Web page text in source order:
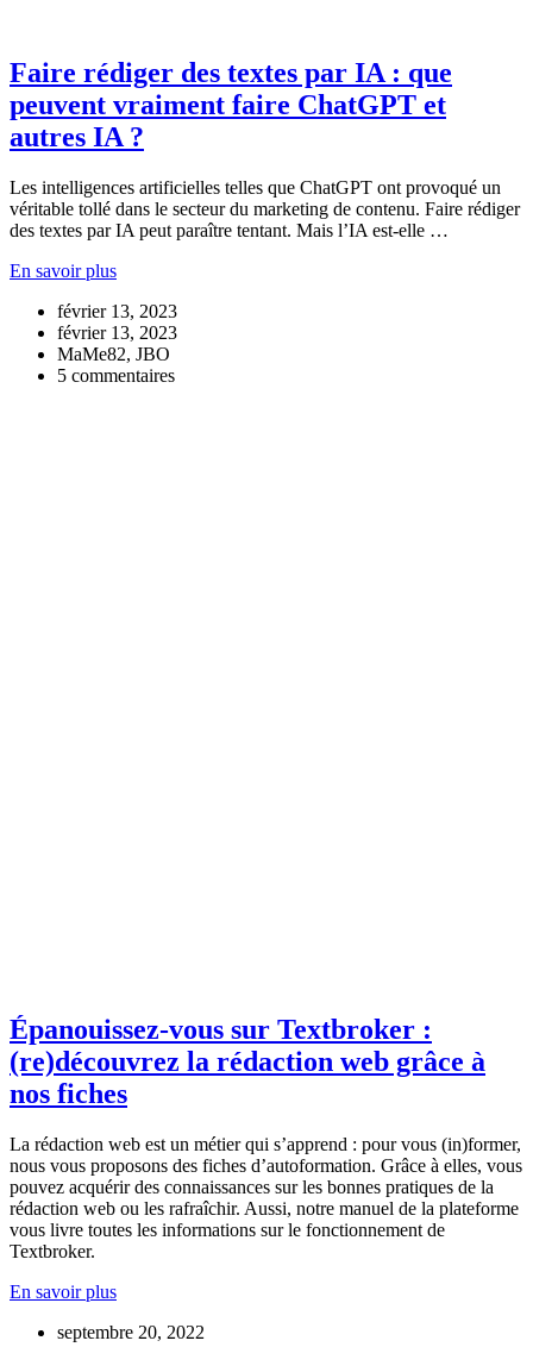
Faire rédiger des textes par IA : que
peuvent vraiment faire ChatGPT et
autres IA ?
Les intelligences artificielles telles que ChatGPT ont provoqué un
véritable tollé dans le secteur du marketing de contenu. Faire rédiger
des textes par IA peut paraître tentant. Mais l’IA est-elle …
En savoir plus
février 13, 2023
février 13, 2023
MaMe82, JBO
5 commentaires
Épanouissez-vous sur Textbroker :
(re)découvrez la rédaction web grâce à
nos fiches
La rédaction web est un métier qui s’apprend : pour vous (in)former,
nous vous proposons des fiches d’autoformation. Grâce à elles, vous
pouvez acquérir des connaissances sur les bonnes pratiques de la
rédaction web ou les rafraîchir. Aussi, notre manuel de la plateforme
vous livre toutes les informations sur le fonctionnement de
Textbroker.
En savoir plus
septembre 20, 2022